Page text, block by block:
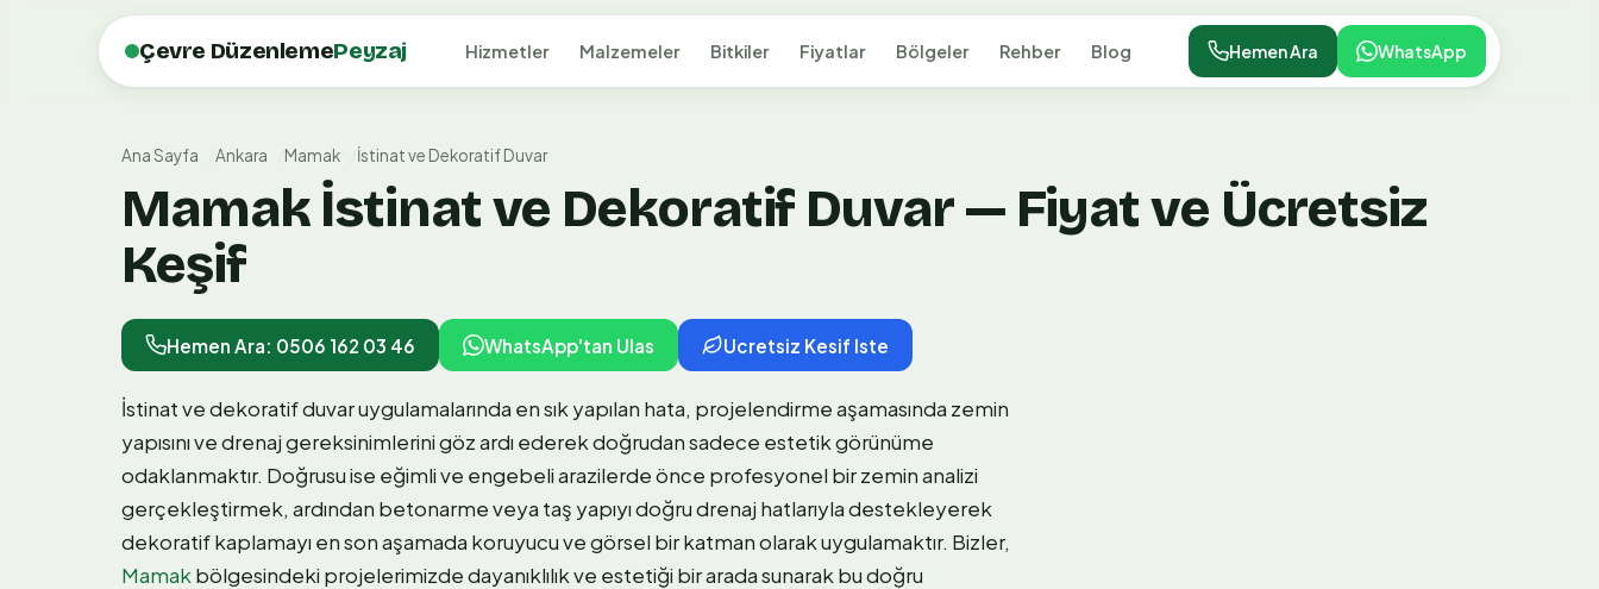
Çevre DüzenlemePeyzaj Hizmetler Malzemeler Bitkiler Fiyatlar Bölgeler Rehber Blog Hemen Ara WhatsApp
Ana Sayfa Ankara Mamak İstinat ve Dekoratif Duvar
Mamak İstinat ve Dekoratif Duvar — Fiyat ve Ücretsiz
Keşif
Hemen Ara: 0506 162 03 46 WhatsApp'tan Ulas Ucretsiz Kesif Iste
İstinat ve dekoratif duvar uygulamalarında en sık yapılan hata, projelendirme aşamasında zemin
yapısını ve drenaj gereksinimlerini göz ardı ederek doğrudan sadece estetik görünüme
odaklanmaktır. Doğrusu ise eğimli ve engebeli arazilerde önce profesyonel bir zemin analizi
gerçekleştirmek, ardından betonarme veya taş yapıyı doğru drenaj hatlarıyla destekleyerek
dekoratif kaplamayı en son aşamada koruyucu ve görsel bir katman olarak uygulamaktır. Bizler,
Mamak bölgesindeki projelerimizde dayanıklılık ve estetiği bir arada sunarak bu doğru